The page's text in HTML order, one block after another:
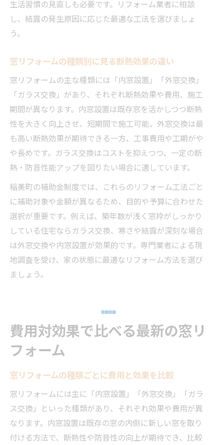
生活習慣の見直しも必要です。リフォーム業者に相談
し、結露の発生原因に応じた最適な工法を選びましょ
う。
窓リフォームの種類別に見る断熱効果の違い
窓リフォームの主な種類には「内窓設置」「外窓交換」
「ガラス交換」があり、それぞれ断熱効果や費用、施工
期間が異なります。内窓設置は既存窓を活かしつつ断熱
性を大きく向上させ、短期間で施工可能。外窓交換は最
も高い断熱効果が期待できる一方、工事費用や工期がや
や長めです。ガラス交換はコストを抑えつつ、一定の断
熱・防音性能アップを図りたい場合に適しています。
稲美町の補助金制度では、これらのリフォーム工法ごと
に補助対象や金額が異なるため、目的や予算に合わせた
選択が重要です。例えば、築年数が浅く窓枠がしっかり
している住宅ならガラス交換、寒さや結露が深刻な場合
は外窓交換や内窓設置が効果的です。専門業者による現
地調査を受け、家の状態に最適なリフォーム方法を選び
ましょう。
費用対効果で比べる最新の窓リ
フォーム
窓リフォームの種類ごとに費用と効果を比較
窓リフォームには主に「内窓設置」「外窓交換」「ガラ
ス交換」といった種類があり、それぞれ効果や費用が異
なります。内窓設置は既存の窓の内側に新しい窓を取り
付ける方法で、断熱性や防音性の向上が期待でき、比較